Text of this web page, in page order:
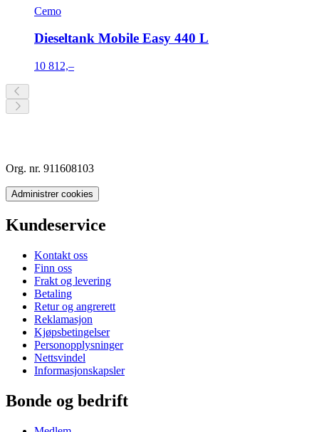
Cemo
Dieseltank Mobile Easy 440 L
10 812,–
Org. nr. 911608103
Administrer cookies
Kundeservice
Kontakt oss
Finn oss
Frakt og levering
Betaling
Retur og angrerett
Reklamasjon
Kjøpsbetingelser
Personopplysninger
Nettsvindel
Informasjonskapsler
Bonde og bedrift